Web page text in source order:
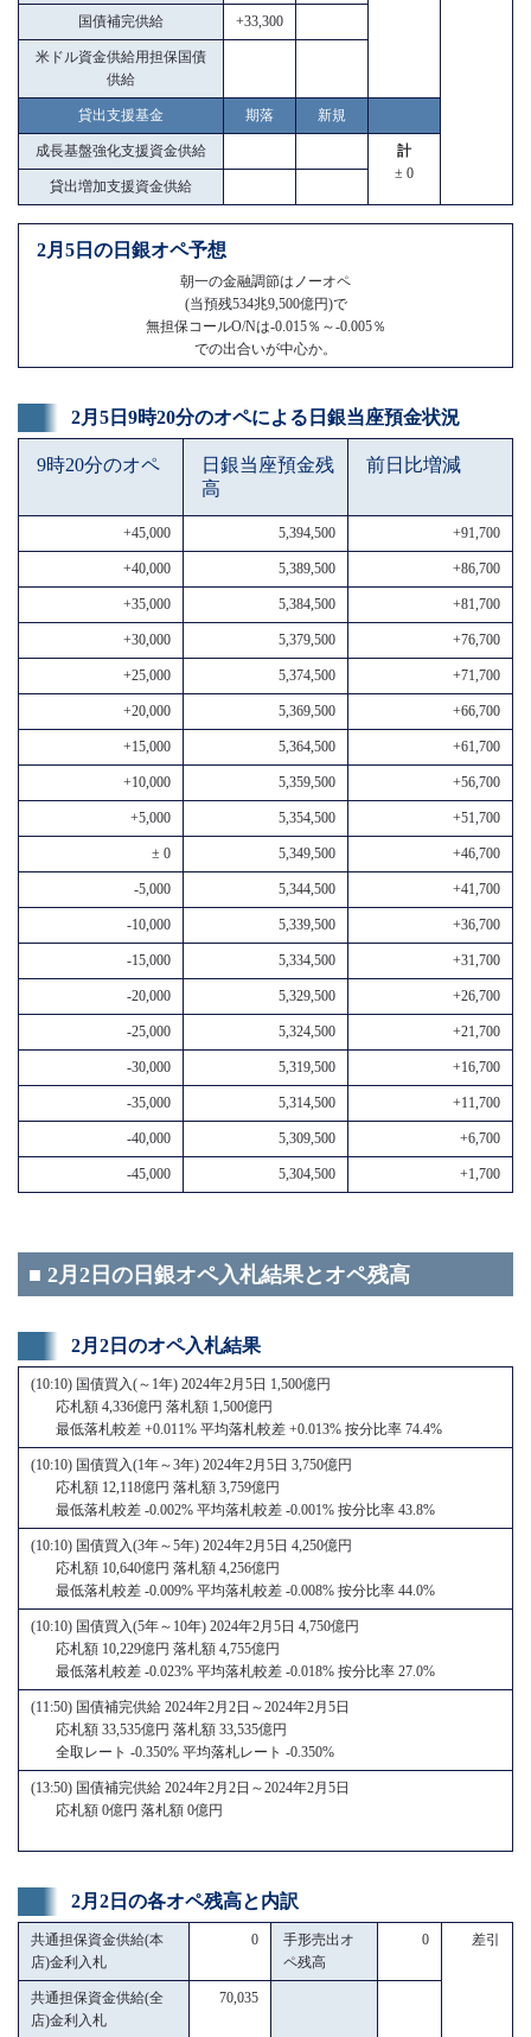
国債補完供給 +33,300
米ドル資金供給用担保国債
供給
貸出支援基金 期落 新規
成長基盤強化支援資金供給
計
± 0
貸出増加支援資金供給
2月5日の日銀オペ予想
朝一の金融調節はノーオペ
(当預残534兆9,500億円)で
無担保コールO/Nは-0.015％～-0.005％
での出合いが中心か。
2月5日9時20分のオペによる日銀当座預金状況
9時20分のオペ
日銀当座預金残
高
前日比増減
+45,000 5,394,500 +91,700
+40,000 5,389,500 +86,700
+35,000 5,384,500 +81,700
+30,000 5,379,500 +76,700
+25,000 5,374,500 +71,700
+20,000 5,369,500 +66,700
+15,000 5,364,500 +61,700
+10,000 5,359,500 +56,700
+5,000 5,354,500 +51,700
± 0 5,349,500 +46,700
-5,000 5,344,500 +41,700
-10,000 5,339,500 +36,700
-15,000 5,334,500 +31,700
-20,000 5,329,500 +26,700
-25,000 5,324,500 +21,700
-30,000 5,319,500 +16,700
-35,000 5,314,500 +11,700
-40,000 5,309,500 +6,700
-45,000 5,304,500 +1,700
■ 2月2日の日銀オペ入札結果とオペ残高
2月2日のオペ入札結果
(10:10) 国債買入(～1年) 2024年2月5日 1,500億円
応札額 4,336億円 落札額 1,500億円
最低落札較差 +0.011% 平均落札較差 +0.013% 按分比率 74.4%
(10:10) 国債買入(1年～3年) 2024年2月5日 3,750億円
応札額 12,118億円 落札額 3,759億円
最低落札較差 -0.002% 平均落札較差 -0.001% 按分比率 43.8%
(10:10) 国債買入(3年～5年) 2024年2月5日 4,250億円
応札額 10,640億円 落札額 4,256億円
最低落札較差 -0.009% 平均落札較差 -0.008% 按分比率 44.0%
(10:10) 国債買入(5年～10年) 2024年2月5日 4,750億円
応札額 10,229億円 落札額 4,755億円
最低落札較差 -0.023% 平均落札較差 -0.018% 按分比率 27.0%
(11:50) 国債補完供給 2024年2月2日～2024年2月5日
応札額 33,535億円 落札額 33,535億円
全取レート -0.350% 平均落札レート -0.350%
(13:50) 国債補完供給 2024年2月2日～2024年2月5日
応札額 0億円 落札額 0億円
2月2日の各オペ残高と内訳
共通担保資金供給(本
店)金利入札
0
手形売出オ
ペ残高
0 差引
共通担保資金供給(全
店)金利入札
70,035